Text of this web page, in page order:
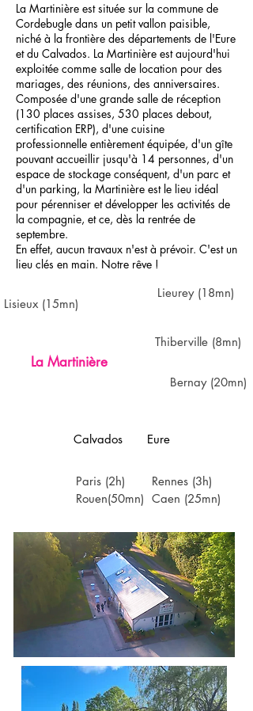
La Martinière est située sur la commune de
Cordebugle dans un petit vallon paisible,
niché à la frontière des départements de l'Eure
et du Calvados. La Martinière est aujourd'hui
exploitée comme salle de location pour des
mariages, des réunions, des anniversaires.
Composée d'une grande salle de réception
(130 places assises, 530 places debout,
certification ERP), d'une cuisine
professionnelle entièrement équipée, d'un gîte
pouvant accueillir jusqu'à 14 personnes, d'un
espace de stockage conséquent, d'un parc et
d'un parking, la Martinière est le lieu idéal
pour pérenniser et développer les activités de
la compagnie, et ce, dès la rentrée de
septembre.
En effet, aucun travaux n'est à prévoir. C'est un
lieu clés en main. Notre rêve !
Lisieux (15mn)
La Martinière
Lieurey (18mn)
Thiberville (8mn)
Bernay (20mn)
Calvados Eure
Paris (2h)
Rouen(50mn)
Rennes (3h)
Caen (25mn)